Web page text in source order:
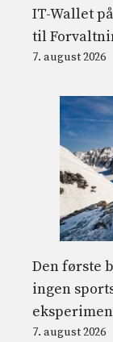
IT-Wallet
til
7. august 2026
Den første
ingen
7. august 2026